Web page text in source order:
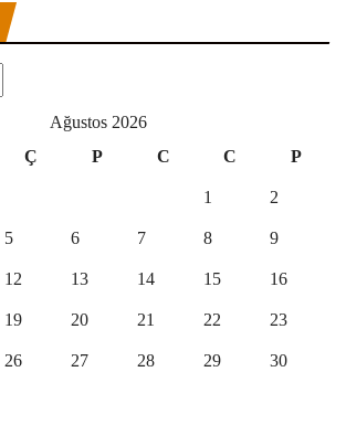
Ağustos 2026
Ç P C C P
1 2
5 6 7 8 9
12 13 14 15 16
19 20 21 22 23
26 27 28 29 30